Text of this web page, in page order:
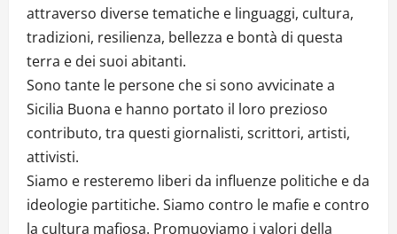
attraverso diverse tematiche e linguaggi, cultura,
tradizioni, resilienza, bellezza e bontà di questa
terra e dei suoi abitanti.
Sono tante le persone che si sono avvicinate a
Sicilia Buona e hanno portato il loro prezioso
contributo, tra questi giornalisti, scrittori, artisti,
attivisti.
Siamo e resteremo liberi da influenze politiche e da
ideologie partitiche. Siamo contro le mafie e contro
la cultura mafiosa. Promuoviamo i valori della